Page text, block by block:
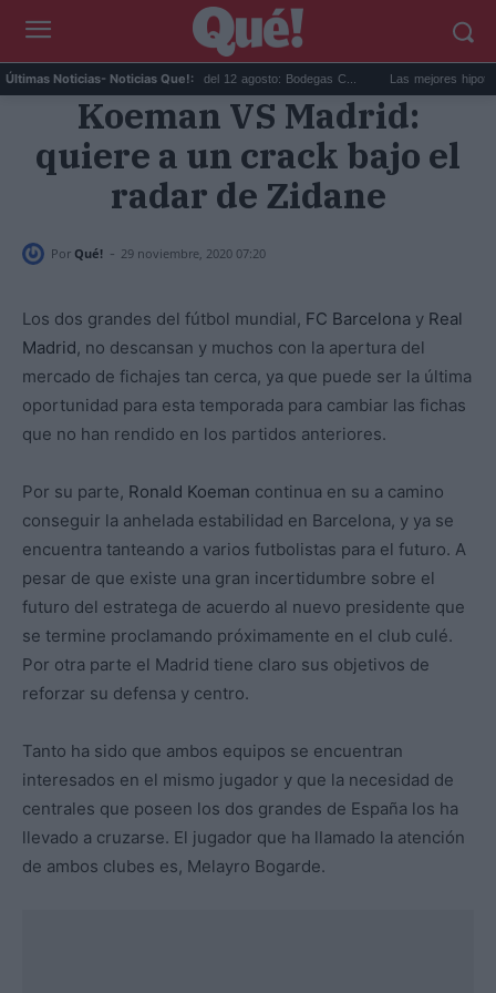
Últimas Noticias- Noticias Que!:
Eclipse solar en Cariñena del 12 agosto: Bodegas C... Las mejores hipotecas de
Koeman VS Madrid:
quiere a un crack bajo el
radar de Zidane
Por Qué! - 29 noviembre, 2020 07:20
Los dos grandes del fútbol mundial, FC Barcelona y Real
Madrid, no descansan y muchos con la apertura del
mercado de fichajes tan cerca, ya que puede ser la última
oportunidad para esta temporada para cambiar las fichas
que no han rendido en los partidos anteriores.
Por su parte, Ronald Koeman continua en su a camino
conseguir la anhelada estabilidad en Barcelona, y ya se
encuentra tanteando a varios futbolistas para el futuro. A
pesar de que existe una gran incertidumbre sobre el
futuro del estratega de acuerdo al nuevo presidente que
se termine proclamando próximamente en el club culé.
Por otra parte el Madrid tiene claro sus objetivos de
reforzar su defensa y centro.
Tanto ha sido que ambos equipos se encuentran
interesados en el mismo jugador y que la necesidad de
centrales que poseen los dos grandes de España los ha
llevado a cruzarse. El jugador que ha llamado la atención
de ambos clubes es, Melayro Bogarde.